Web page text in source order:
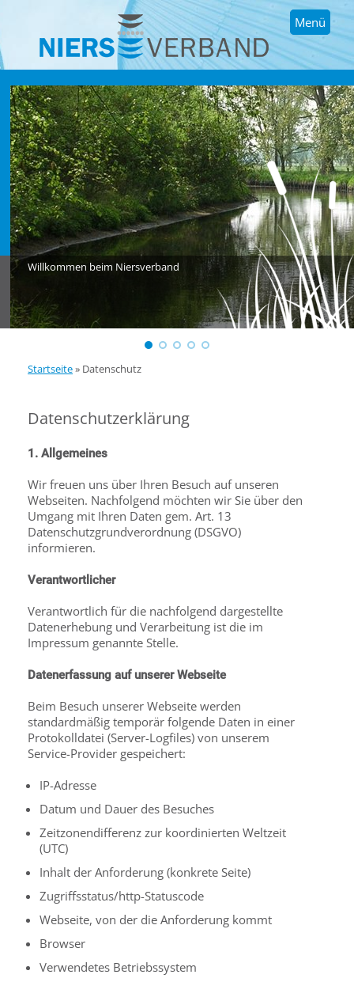
Menü
Willkommen beim Niersverband
Startseite» Datenschutz
Datenschutzerklärung
1. Allgemeines
Wir freuen uns über Ihren Besuch auf unseren
Webseiten. Nachfolgend möchten wir Sie über den
Umgang mit Ihren Daten gem. Art. 13
Datenschutzgrundverordnung (DSGVO)
informieren.
Verantwortlicher
Verantwortlich für die nachfolgend dargestellte
Datenerhebung und Verarbeitung ist die im
Impressum genannte Stelle.
Datenerfassung auf unserer Webseite
Beim Besuch unserer Webseite werden
standardmäßig temporär folgende Daten in einer
Protokolldatei (Server-Logfiles) von unserem
Service-Provider gespeichert:
IP-Adresse
Datum und Dauer des Besuches
Zeitzonendifferenz zur koordinierten Weltzeit
(UTC)
Inhalt der Anforderung (konkrete Seite)
Zugriffsstatus/http-Statuscode
Webseite, von der die Anforderung kommt
Browser
Verwendetes Betriebssystem